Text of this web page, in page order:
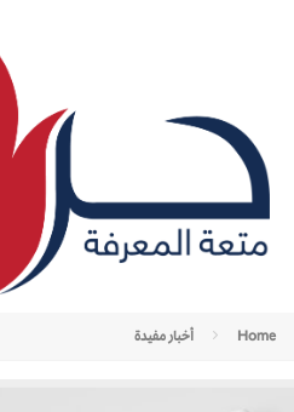
Home أخبار مفيدة